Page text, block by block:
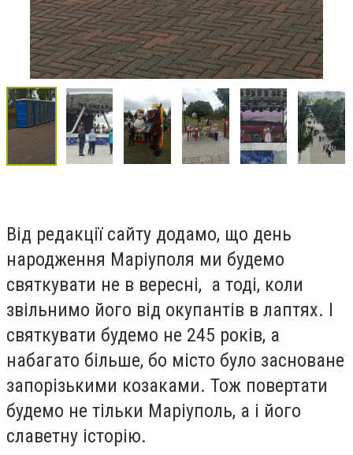
Від редакції сайту додамо, що день
народження Маріуполя ми будемо
святкувати не в вересні, а тоді, коли
звільнимо його від окупантів в лаптях. І
святкувати будемо не 245 років, а
набагато більше, бо місто було засноване
запорізькими козаками. Тож повертати
будемо не тільки Маріуполь, а і його
славетну історію.